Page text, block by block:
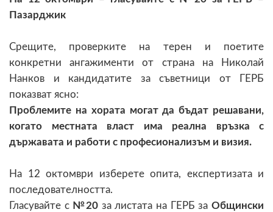
Пазарджик
Срещите, проверките на терен и поетите
конкретни ангажименти от страна на Николай
Нанков и кандидатите за съветници от ГЕРБ
показват ясно:
Проблемите на хората могат да бъдат решавани,
когато местната власт има реална връзка с
държавата и работи с професионализъм и визия.
На 12 октомври изберете опита, експертизата и
последователността.
Гласувайте с №20 за листата на ГЕРБ заОбщински